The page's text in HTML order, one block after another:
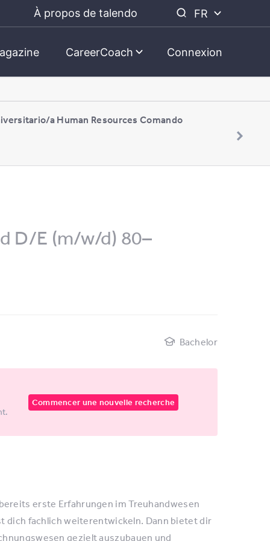
À propos de talendo FR
CareerCoach Connexion
a Human Resources Comando
D/E (m/w/d) 80–
Bachelor
Commencer une nouvelle recherche
erste Erfahrungen im Treuhandwesen
dich fachlich weiterentwickeln. Dann bietet dir
gezielt auszubauen und